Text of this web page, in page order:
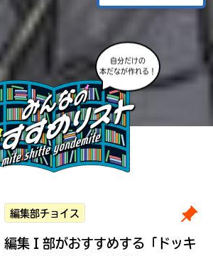
自分だけの
本だなが作れる！
編集部チョイス
編集Ｉ部がおすすめする 「ドッキ